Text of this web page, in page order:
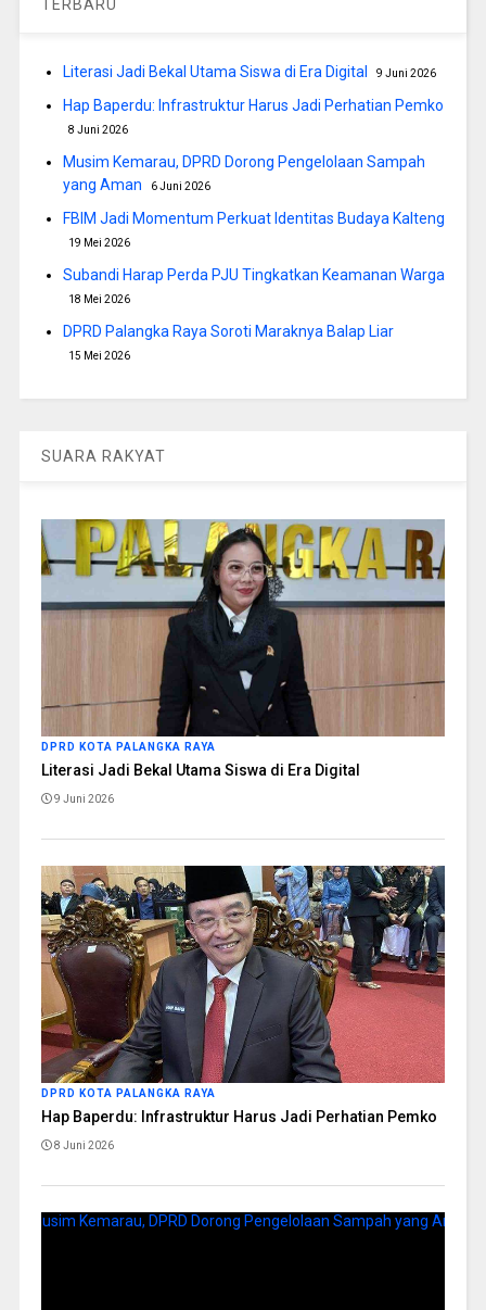
TERBARU
Literasi Jadi Bekal Utama Siswa di Era Digital 9 Juni 2026
Hap Baperdu: Infrastruktur Harus Jadi Perhatian Pemko
8 Juni 2026
Musim Kemarau, DPRD Dorong Pengelolaan Sampah
yang Aman
6 Juni 2026
FBIM Jadi Momentum Perkuat Identitas Budaya Kalteng
19 Mei 2026
Subandi Harap Perda PJU Tingkatkan Keamanan Warga
18 Mei 2026
DPRD Palangka Raya Soroti Maraknya Balap Liar
15 Mei 2026
SUARA RAKYAT
DPRD KOTA PALANGKA RAYA
Literasi Jadi Bekal Utama Siswa di Era Digital
9 Juni 2026
DPRD KOTA PALANGKA RAYA
Hap Baperdu: Infrastruktur Harus Jadi Perhatian Pemko
8 Juni 2026